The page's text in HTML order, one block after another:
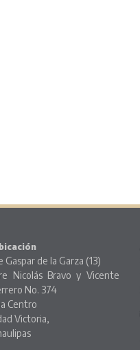
Gaspar de la Garza (13)
Nicolás Bravo y Vicente
No. 374
Centro
Victoria,